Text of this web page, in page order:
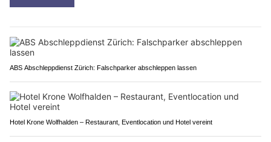
ABS Abschleppdienst Zürich: Falschparker abschleppen lassen
Hotel Krone Wolfhalden – Restaurant, Eventlocation und Hotel vereint